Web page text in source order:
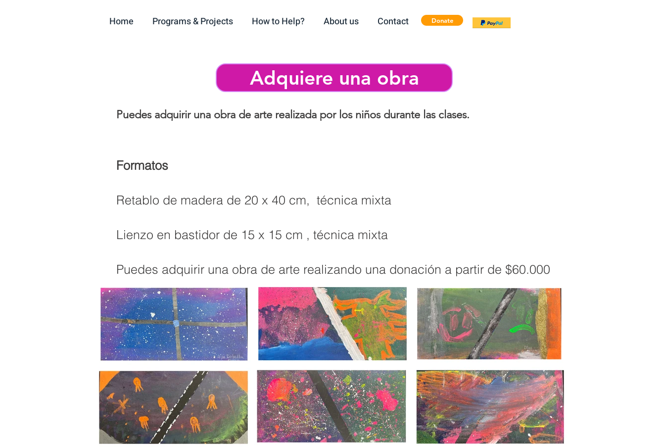
Home Programs & Projects How to Help? About us Contact Donate
Adquiere una obra
Puedes adquirir una obra de arte realizada por los niños durante las clases.
Formatos
Retablo de madera de 20 x 40 cm, técnica mixta
Lienzo en bastidor de 15 x 15 cm , técnica mixta
Puedes adquirir una obra de arte realizando una donación a partir de $60.000